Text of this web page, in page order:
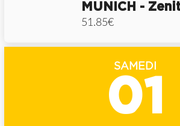
MUNICH -
51.85€
SAMEDI
01